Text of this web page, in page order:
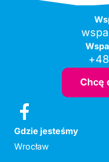
Chcę
Gdzie jesteśmy
Wrocław